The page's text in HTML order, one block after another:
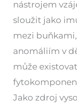
nástrojem
sloužit jako
mezi
anomáliím v
může
Jako zdroj